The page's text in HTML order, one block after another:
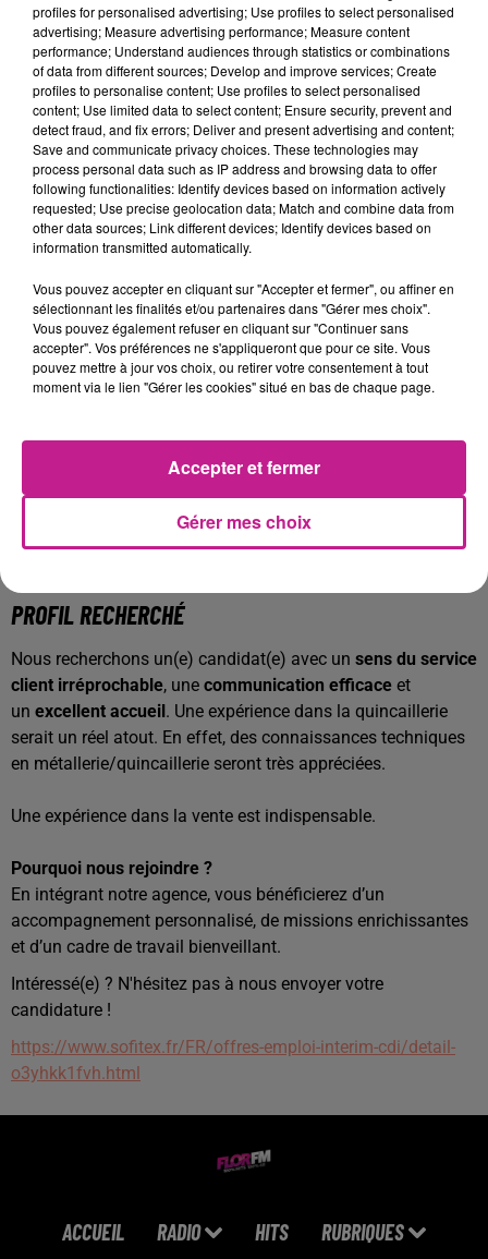
Conseiller les clients pour répondre au mieux à leurs
besoins
Faire des prise de côtes
Etablir des devis
Effectuer les encaissements et l'enregistrement des
factures
Saisir et gérer les bons de livraison
Assurer le contrôle des stocks et le réassort des rayons
Réceptionner les marchandises
Contrat: Mission en intérim pouvant aller jusqu'à 18 mois
Salaire:11.88€/h + 0.98€ de prime de présence
Rejoignez une équipe dynamique dans un
environnement accueillant où l’excellence du service
PROFIL RECHERCHÉ
Nous recherchons un(e) candidat(e) avec un sens du service
client irréprochable, une communication efficace et
un excellent accueil. Une expérience dans la quincaillerie
serait un réel atout. En effet, des connaissances techniques
en métallerie/quincaillerie seront très appréciées.
Une expérience dans la vente est indispensable.
Pourquoi nous rejoindre ?
En intégrant notre agence, vous bénéficierez d’un
accompagnement personnalisé, de missions enrichissantes
et d’un cadre de travail bienveillant.
Intéressé(e) ? N'hésitez pas à nous envoyer votre
candidature !
https://www.sofitex.fr/FR/offres-emploi-interim-cdi/detail-
o3yhkk1fvh.html
ACCUEIL RADIO HITS RUBRIQUES
profiles for personalised advertising; Use profiles to select personalised
advertising; Measure advertising performance; Measure content
performance; Understand audiences through statistics or combinations
of data from different sources; Develop and improve services; Create
profiles to personalise content; Use profiles to select personalised
content; Use limited data to select content; Ensure security, prevent and
detect fraud, and fix errors; Deliver and present advertising and content;
Save and communicate privacy choices. These technologies may
process personal data such as IP address and browsing data to offer
following functionalities: Identify devices based on information actively
requested; Use precise geolocation data; Match and combine data from
other data sources; Link different devices; Identify devices based on
information transmitted automatically.
Vous pouvez accepter en cliquant sur "Accepter et fermer", ou affiner en
sélectionnant les finalités et/ou partenaires dans "Gérer mes choix".
Vous pouvez également refuser en cliquant sur "Continuer sans
accepter". Vos préférences ne s'appliqueront que pour ce site. Vous
pouvez mettre à jour vos choix, ou retirer votre consentement à tout
moment via le lien "Gérer les cookies" situé en bas de chaque page.
Gérer mes choix
Accepter et fermer